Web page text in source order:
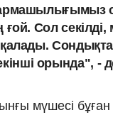
ғой. Сол
орында", -
мүшесі бұған